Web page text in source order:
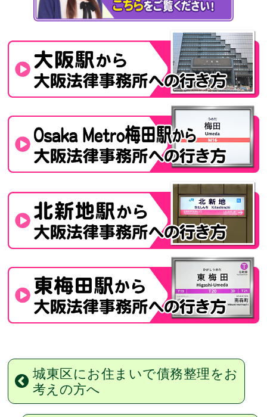
城東区にお住まいで債務整理をお
考えの方へ